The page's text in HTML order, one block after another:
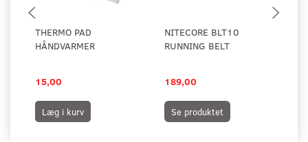
THERMO PAD
HÅNDVARMER
15,00
Læg i kurv
NITECORE BLT10
RUNNING BELT
189,00
Se produktet